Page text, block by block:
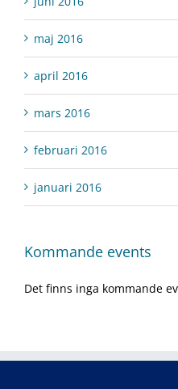
maj 2016
april 2016
mars 2016
februari 2016
januari 2016
Kommande events
Det finns inga kommande